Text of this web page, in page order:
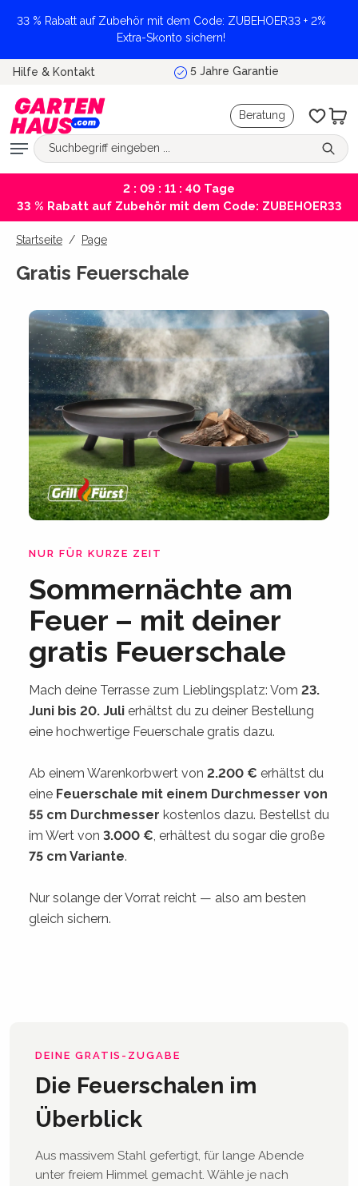
springen
33 % Rabatt auf Zubehör mit dem Code: ZUBEHOER33 + 2%
Extra-Skonto sichern!
Hilfe & Kontakt Marktführer und Testsieger
Beratung
2 : 09 : 11 : 39Tage
33 % Rabatt auf Zubehör mit dem Code: ZUBEHOER33
Startseite Page
Gratis Feuerschale
NUR FÜR KURZE ZEIT
Sommernächte am
Feuer – mit deiner
gratis Feuerschale
Mach deine Terrasse zum Lieblingsplatz: Vom 23.
Juni bis 20. Juli erhältst du zu deiner Bestellung
eine hochwertige Feuerschale gratis dazu.
Ab einem Warenkorbwert von 2.200 € erhältst du
eine Feuerschale mit einem Durchmesser von
55 cm Durchmesser kostenlos dazu. Bestellst du
im Wert von 3.000 €, erhältest du sogar die große
75 cm Variante.
Nur solange der Vorrat reicht — also am besten
gleich sichern.
DEINE GRATIS-ZUGABE
Die Feuerschalen im
Überblick
Aus massivem Stahl gefertigt, für lange Abende
unter freiem Himmel gemacht. Wähle je nach